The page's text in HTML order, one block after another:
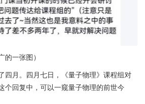
的一张图）
四月。四月七日，《量子物理》课程组对
个回复中，可以一窥量子物理的前世今